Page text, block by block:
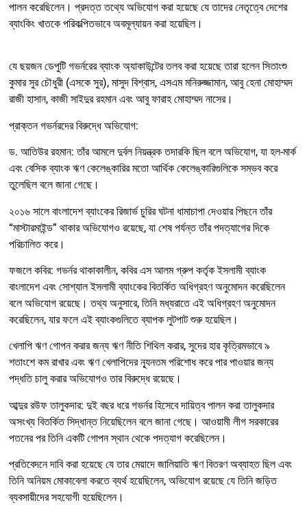
পালন করেছিলেন। প্রদত্ত তথ্যে অভিযোগ করা হয়েছে যে তাদের নেতৃত্বে দেশের
ব্যাংকিং খাতকে পরিকল্পিতভাবে অবমূল্যায়ন করা হয়েছিল।
যে ছয়জন ডেপুটি গভর্নরের ব্যাংক অ্যাকাউন্টের তলব করা হয়েছে তারা হলেন সিতাংশু
কুমার সুর চৌধুরী (এসকে সুর), মাসুদ বিশ্বাস, এসএম মনিরুজ্জামান, আবু হেনা মোহাম্মদ
রাজী হাসান, কাজী সাইদুর রহমান এবং আবু ফারাহ মোহাম্মদ নাসের।
প্রাক্তন গভর্নরদের বিরুদ্ধে অভিযোগ:
ড. আতিউর রহমান: তাঁর আমলে দুর্বল নিয়ন্ত্রক তদারকি ছিল বলে অভিযোগ, যা হল-মার্ক
এবং বেসিক ব্যাংক ঋণ কেলেঙ্কারির মতো আর্থিক কেলেঙ্কারিগুলিকে সম্ভব করে
তুলেছিল বলে জানা গেছে।
২০১৬ সালে বাংলাদেশ ব্যাংকের রিজার্ভ চুরির ঘটনা ধামাচাপা দেওয়ার পিছনে তাঁর
“মাস্টারমাইন্ড” থাকার অভিযোগও রয়েছে, যা শেষ পর্যন্ত তাঁর পদত্যাগের দিকে
পরিচালিত করে।
ফজলে কবির: গভর্নর থাকাকালীন, কবির এস আলম গ্রুপ কর্তৃক ইসলামী ব্যাংক
বাংলাদেশ এবং সোশ্যাল ইসলামী ব্যাংকের বিতর্কিত অধিগ্রহণ অনুমোদন করেছিলেন
বলে অভিযোগ রয়েছে। তথ্য অনুসারে, তিনি মধ্যরাতে এই অধিগ্রহণ অনুমোদন
করেছিলেন, যার ফলে এই ব্যাংকগুলিতে ব্যাপক লুটপাট শুরু হয়েছিল।
খেলাপি ঋণ গোপন করার জন্য ঋণ নীতি শিথিল করার, সুদের হার কৃত্রিমভাবে ৯
শতাংশে কম রাখার এবং ঋণ খেলাপিদের ন্যূনতম পরিশোধ করে পার পাওয়ার জন্য
পদ্ধতি চালু করার অভিযোগও তার বিরুদ্ধে রয়েছে।
আব্দুর রউফ তালুকদার: দুই বছর ধরে গভর্নর হিসেবে দায়িত্ব পালন করা তালুকদার
অসংখ্য বিতর্কিত সিদ্ধান্ত নিয়েছিলেন বলে জানা গেছে। আওয়ামী লীগ সরকারের
পতনের পর তিনি একটি গোপন স্থান থেকে পদত্যাগ করেছিলেন।
প্রতিবেদনে দাবি করা হয়েছে যে তার মেয়াদে জালিয়াতি ঋণ বিতরণ অব্যাহত ছিল এবং
তিনি অনিয়ম মোকাবেলা করতে ব্যর্থ হয়েছিলেন, অভিযোগ রয়েছে যে তিনি জড়িত
ব্যবসায়ীদের সহযোগী হয়েছিলেন।